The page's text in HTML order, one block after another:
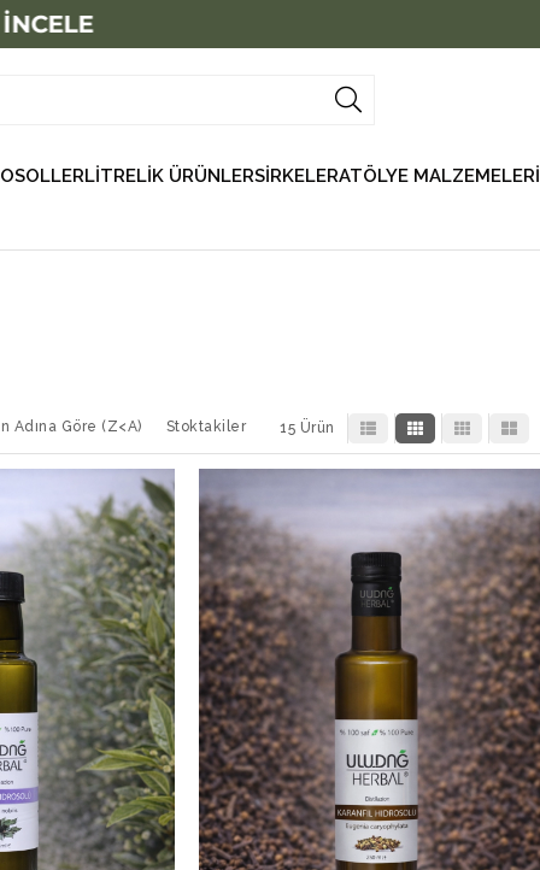
LİTRELİK ÜRÜNLERSİRKELERATÖLYE MALZEMELERİ
Adına Göre (Z<A) Stoktakiler 15 Ürün